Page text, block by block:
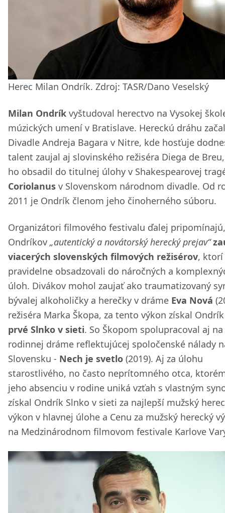
Herec Milan Ondrík. Zdroj: TASR/Dano Veselský
Milan Ondrík vyštudoval herectvo na Vysokej
múzických umení v Bratislave. Hereckú dráhu
Divadle Andreja Bagara v Nitre, kde hosťuje
talent zaujal aj slovinského režiséra Diega de
ho obsadil do titulnej úlohy v Shakespearovej
Coriolanus v Slovenskom národnom divadle. Od
2011 je Ondrík členom jeho činoherného súboru.
Organizátori filmového festivalu ďalej
Ondríkov „autentický a novátorský herecký prejav“
viacerých slovenských filmových režisérov, ktorí
pravidelne obsadzovali do náročných a
úloh. Divákov mohol zaujať ako traumatizovaný
bývalej alkoholičky a herečky v dráme Eva Nová
režiséra Marka Škopa, za tento výkon získal
prvé Slnko v sieti. So Škopom spolupracoval aj na
rodinnej dráme reflektujúcej spoločenské nálady
Slovensku - Nech je svetlo (2019). Aj za úlohu
starostlivého, no často neprítomného otca,
jeho absenciu v rodine uniká vzťah s vlastným
získal Ondrík Slnko v sieti za najlepší mužský
výkon v hlavnej úlohe a Cenu za mužský herecký
na Medzinárodnom filmovom festivale Karlove